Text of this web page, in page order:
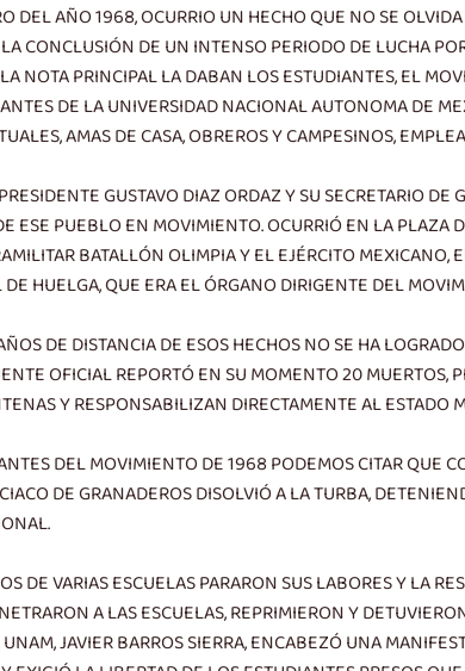
DEL AÑO 1968, OCURRIO UN HECHO QUE NO SE
CONCLUSIÓN DE UN INTENSO PERIODO DE LUCHA
NOTA PRINCIPAL LA DABAN LOS ESTUDIANTES, EL
DE LA UNIVERSIDAD NACIONAL AUTONOMA DE
AMAS DE CASA, OBREROS Y CAMPESINOS,
GUSTAVO DIAZ ORDAZ Y SU SECRETARIO
ESE PUEBLO EN MOVIMIENTO. OCURRIÓ EN LA PLAZA
BATALLÓN OLIMPIA Y EL EJÉRCITO MEXICANO,
HUELGA, QUE ERA EL ÓRGANO DIRIGENTE DEL
DE DISTANCIA DE ESOS HECHOS NO SE HA
OFICIAL REPORTÓ EN SU MOMENTO 20
Y RESPONSABILIZAN DIRECTAMENTE AL ESTADO
DEL MOVIMIENTO DE 1968 PODEMOS CITAR QUE
DE GRANADEROS DISOLVIÓ A LA TURBA,
DE VARIAS ESCUELAS PARARON SUS LABORES Y LA
A LAS ESCUELAS, REPRIMIERON Y
JAVIER BARROS SIERRA, ENCABEZÓ UNA